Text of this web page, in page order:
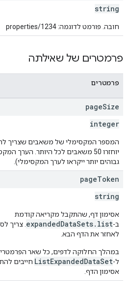
string
חובה. פורמט לדוגמה: properties/1234
פרמטרים של שאילתה
פרמטרים
pageSize
integer
המספר המקסימלי של משאבים שצריך
גבוהים יותר ייקראו לערך המקסימלי).
pageToken
string
אסימון דף, שהתקבל מקריאה קודמת
ב-expandedDataSets.list . צריך
לאחזר את הדף הבא.
במהלך החלוקה לדפים, כל שאר
ל-ListExpandedDataSet חייבים
אסימון הדף.